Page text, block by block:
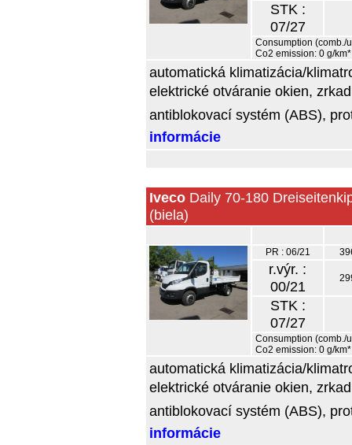
STK :
07/27
Consumption (comb./
Co2 emission: 0 g/km*
automatická klimatizácia/
elektrické otváranie okien,
antiblokovací systém (ABS),
informácie
Iveco Daily 70-180
(biela)
PR : 06/21
r.výr. :
00/21
STK :
07/27
Consumption (comb./
Co2 emission: 0 g/km*
automatická klimatizácia/
elektrické otváranie okien,
antiblokovací systém (ABS),
informácie